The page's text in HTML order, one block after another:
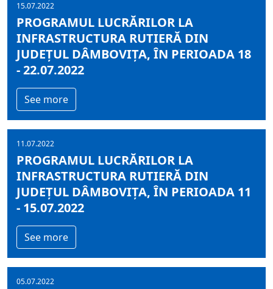
15.07.2022
PROGRAMUL LUCRĂRILOR LA
INFRASTRUCTURA RUTIERĂ DIN
JUDEȚUL DÂMBOVIȚA, ÎN PERIOADA 18
- 22.07.2022
See more
11.07.2022
PROGRAMUL LUCRĂRILOR LA
INFRASTRUCTURA RUTIERĂ DIN
JUDEȚUL DÂMBOVIȚA, ÎN PERIOADA 11
- 15.07.2022
See more
05.07.2022